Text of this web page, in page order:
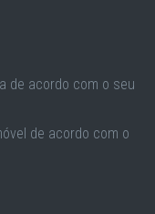
de acordo com o seu
de acordo com o